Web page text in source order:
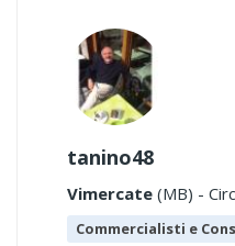
tanino48
Vimercate (MB) -
Commercialisti e